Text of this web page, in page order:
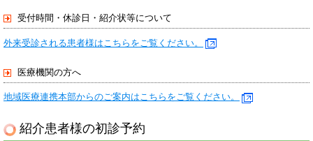
受付時間・休診日・紹介状等について
外来受診される患者様はこちらをご覧ください。
医療機関の方へ
地域医療連携本部からのご案内はこちらをご覧ください。
紹介患者様の初診予約